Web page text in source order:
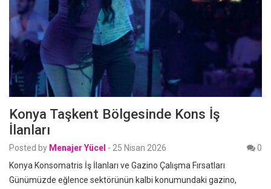
Konya Taşkent Bölgesinde Kons İş
İlanları
Posted by Menajer Yücel - 25 Nisan 2026
0
Konya Konsomatris İş İlanları ve Gazino Çalışma Fırsatları
Günümüzde eğlence sektörünün kalbi konumundaki gazino,